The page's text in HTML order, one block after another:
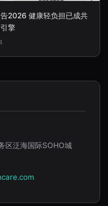
2026 健康轻负担已成共
擎
区泛海国际SOHO城